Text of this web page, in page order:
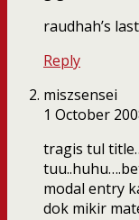
raudhah’s
Reply
miszsensei
1 October
tragis tul
modal entry
dok mikir